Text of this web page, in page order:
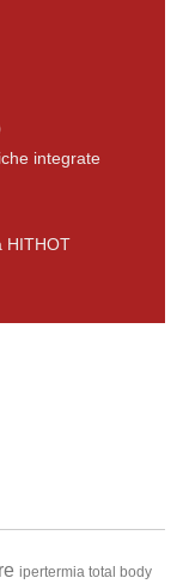
integrate
HITHOT
ipertermia total body